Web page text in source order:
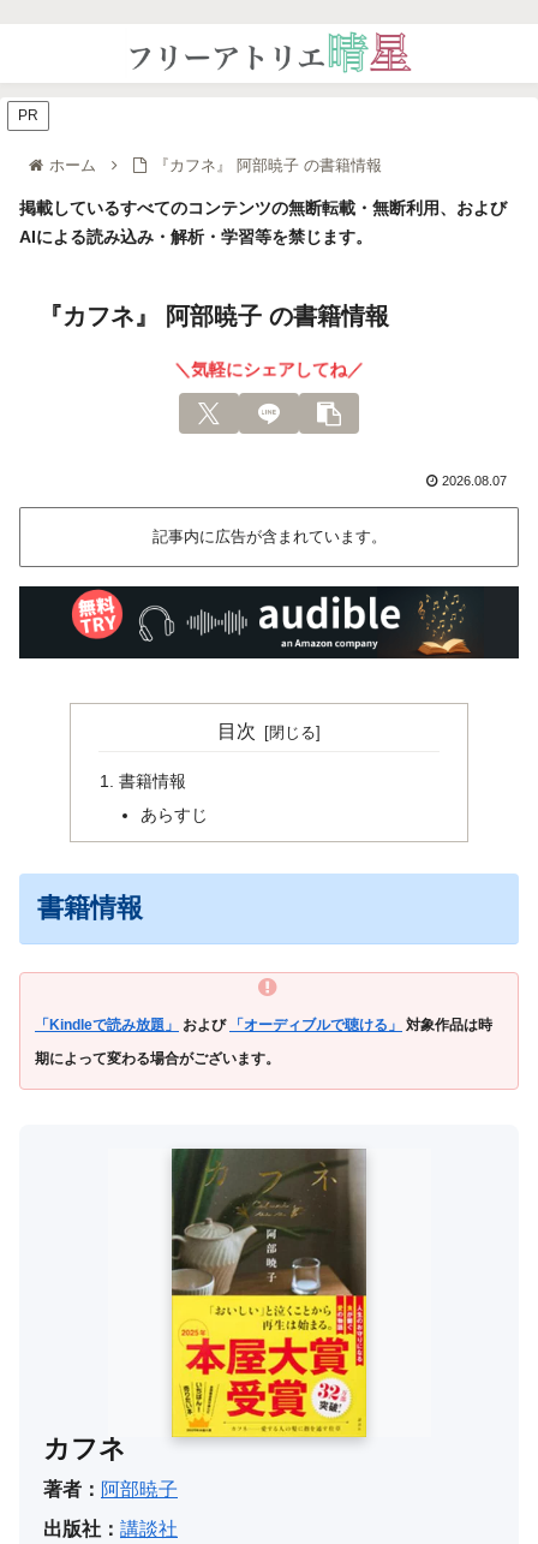
ホーム 『カフネ』 阿部暁子 の書籍情報
掲載しているすべてのコンテンツの無断転載・無断利用、および
AIによる読み込み・解析・学習等を禁じます。
『カフネ』 阿部暁子 の書籍情報
＼気軽にシェアしてね／
2026.08.07
記事内に広告が含まれています。
PR
目次
書籍情報
あらすじ
書籍情報
「Kindleで読み放題」 および 「オーディブルで聴ける」
対象作品は時
期によって変わる場合がございます。
カフネ
著者： 阿部暁子
出版社： 講談社